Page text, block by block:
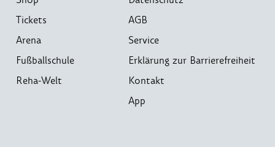
Tickets
Arena
Fußballschule
Reha-Welt
AGB
Service
Erklärung zur Barrierefreiheit
Kontakt
App